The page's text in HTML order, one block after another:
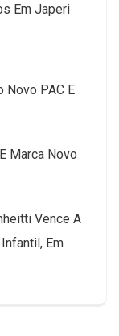
Em Japeri
Novo PAC E
Marca Novo
Vence A
Em